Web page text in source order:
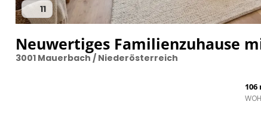
11
Neuwertiges Familienzuhause
3001 Mauerbach / Niederösterreich
106